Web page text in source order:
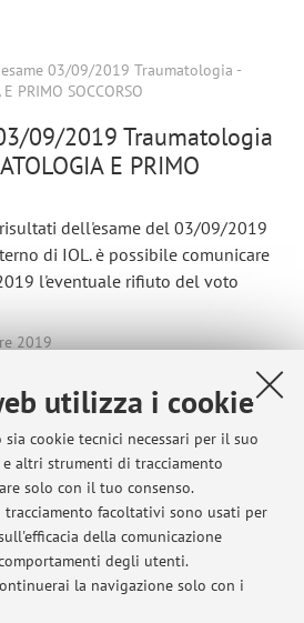
utilizza i cookie
cookie tecnici necessari per il suo
altri strumenti di tracciamento
solo con il tuo consenso.
facoltativi sono usati per
della comunicazione
degli utenti.
la navigazione solo con i
03/09/2019 Traumatologia -
PRIMO SOCCORSO
09/2019 Traumatologia
E PRIMO
dell'esame del 03/09/2019
di IOL. è possibile comunicare
l'eventuale rifiuto del voto
2019
Ultimi avvisi
Traumatologia e Primo Soccorso
del corso di Laurea in Tecniche
e rachide cervicale)